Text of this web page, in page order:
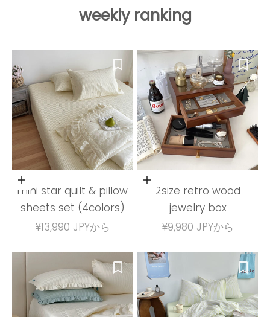
weekly ranking
オプションを選択
mini star quilt & pillow
sheets set (4colors)
セール価格
¥13,990 JPYから
オプションを選択
2size retro wood
jewelry box
セール価格
¥9,980 JPYから